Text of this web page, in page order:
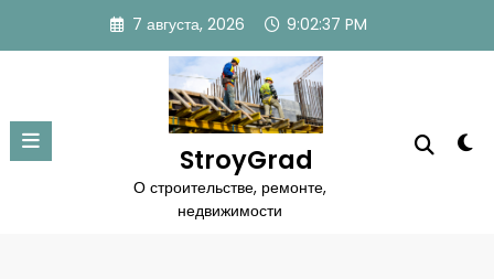
содержимому
7 августа, 2026 9:02:38 PM
StroyGrad
О строительстве, ремонте,
недвижимости